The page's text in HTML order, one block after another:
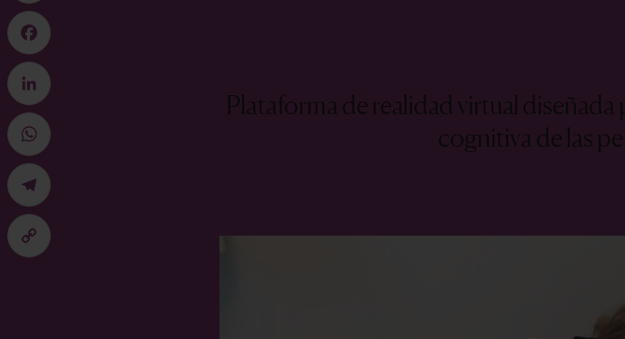
Plataforma de realidad virtual
cognitiva de las
Mastodon
Facebook
LinkedIn
WhatsApp
Telegram